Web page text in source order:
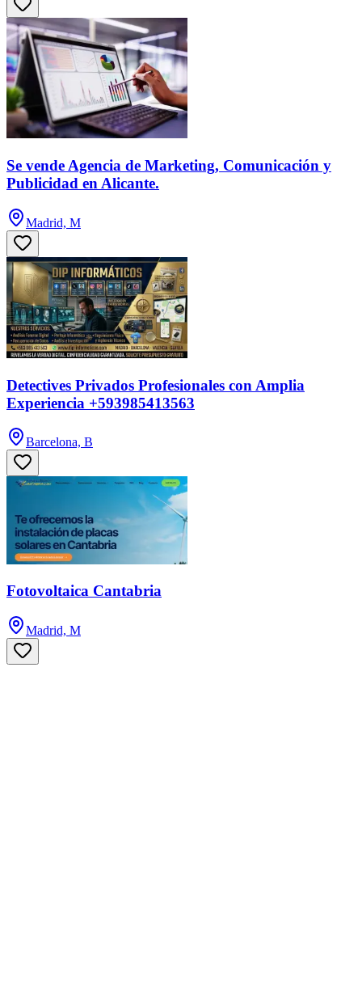
Se vende Agencia de Marketing, Comunicación y
Publicidad en Alicante.
Madrid, M
Detectives Privados Profesionales con Amplia
Experiencia +593985413563
Barcelona, B
Fotovoltaica Cantabria
Madrid, M